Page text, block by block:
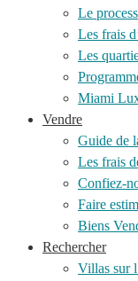
Le
Les frais
Les
Miami
Vendre
Guide de
Les frais
Confiez-
Faire
Biens
Rechercher
Villas sur